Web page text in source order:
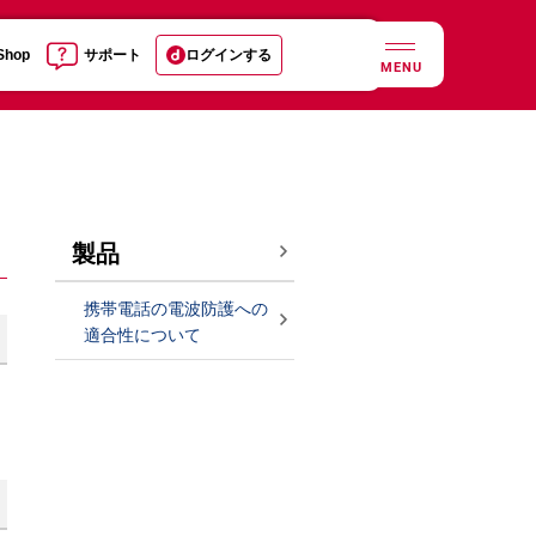
サポート ログインする
MENU
製品
携帯電話の電波防護への
適合性について